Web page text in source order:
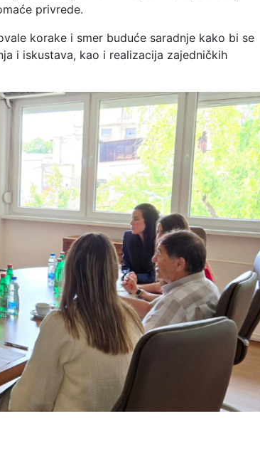
privrede.
korake i smer buduće saradnje kako bi se
i iskustava, kao i realizacija zajedničkih